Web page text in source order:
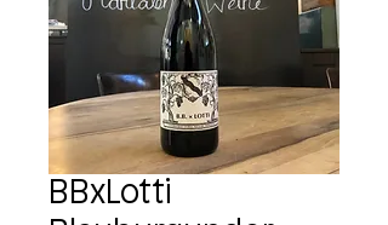
BBxLotti